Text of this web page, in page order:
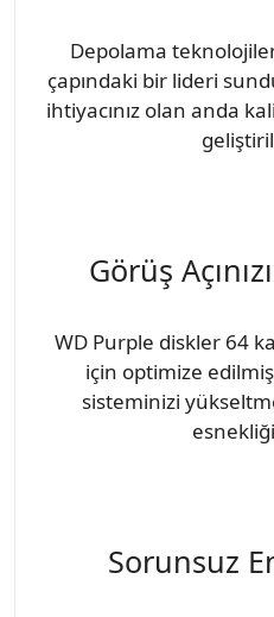
Depolama
çapındaki bir lideri
ihtiyacınız olan anda
Görüş
WD Purple diskler 64
için optimize
sisteminizi
Sorunsuz